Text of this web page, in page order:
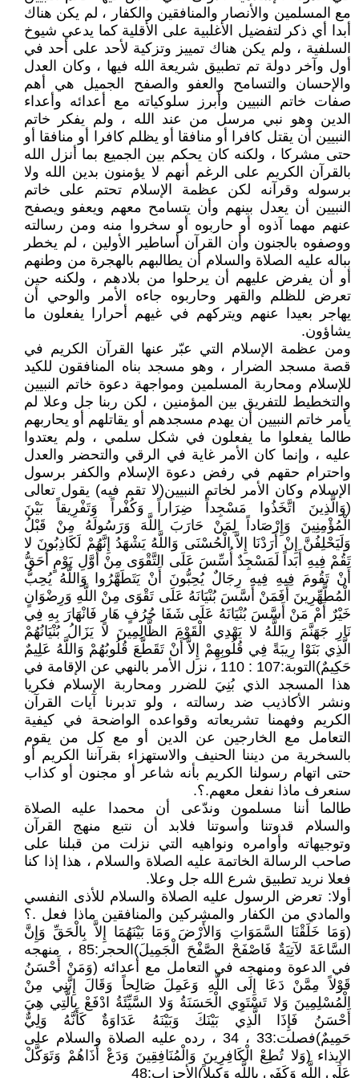
مع المسلمين والأنصار والمنافقين والكفار ، لم يكن هناك
أبدا أي ذكر لتفضيل الأغلبية على الأقلية كما يدعي شيوخ
السلفية ، ولم يكن هناك تمييز وتزكية لأحد على أحد في
أول وآخر دولة تم تطبيق شريعة الله فيها ، وكان العدل
والإحسان والتسامح والعفو والصفح الجميل هي أهم
صفات خاتم النبيين وأبرز سلوكياته مع أعدائه وأعداء
الدين وهو نبي مرسل من عند الله ، ولم يفكر خاتم
النبيين أن يقتل كافرا أو منافقا أو يظلم كافرا أو منافقا أو
حتى مشركا ، ولكنه كان يحكم بين الجميع بما أنزل الله
بالقرآن الكريم على الرغم أنهم لا يؤمنون بدين الله ولا
برسوله وقرآنه لكن عظمة الإسلام تحتم على خاتم
النبيين أن يعدل بينهم وأن يتسامح معهم ويعفو ويصفح
عنهم مهما آذوه أو حاربوه أو سخروا منه ومن رسالته
ووصفوه بالجنون وأن القرآن أساطير الأولين ، لم يخطر
بباله عليه الصلاة والسلام أن يطالبهم بالهجرة من وطنهم
أو أن يفرض عليهم أن يرحلوا من بلادهم ، ولكنه حين
تعرض للظلم والقهر وحاربوه جاءه الأمر والوحي أن
يهاجر بعيدا عنهم ويتركهم في غيهم أحرارا يفعلون ما
يشاؤون.
ومن عظمة الإسلام التي عبّر عنها القرآن الكريم في
قصة مسجد الضرار ، وهو مسجد بناه المنافقون للكيد
للإسلام ومحاربة المسلمين ومواجهة دعوة خاتم النبيين
والتخطيط للتفريق بين المؤمنين ، لكن ربنا جل وعلا لم
يأمر خاتم النبيين أن يهدم مسجدهم أو يقاتلهم أو يحاربهم
طالما يفعلوا ما يفعلون في شكل سلمي ، ولم يعتدوا
عليه ، وإنما كان الأمر غاية في الرقي والتحضر والعدل
واحترام حقهم في رفض دعوة الإسلام والكفر برسول
الإسلام وكان الأمر لخاتم النبيين(لا تقم فيه) يقول تعالى
(وَالَّذِينَ اتَّخَذُوا مَسْجِداً ضِرَاراً وَكُفْراً وَتَفْرِيقاً بَيْنَ
الْمُؤْمِنِينَ وَإِرْصَاداً لِمَنْ حَارَبَ اللَّهَ وَرَسُولَهُ مِنْ قَبْلُ
وَلَيَحْلِفُنَّ إِنْ أَرَدْنَا إِلاَّ الْحُسْنَى وَاللَّهُ يَشْهَدُ إِنَّهُمْ لَكَاذِبُونَ لا
تَقُمْ فِيهِ أَبَداً لَمَسْجِدٌ أُسِّسَ عَلَى التَّقْوَى مِنْ أَوَّلِ يَوْمٍ أَحَقُّ
أَنْ تَقُومَ فِيهِ فِيهِ رِجَالٌ يُحِبُّونَ أَنْ يَتَطَهَّرُوا وَاللَّهُ يُحِبُّ
الْمُطَّهِّرِينَ أَفَمَنْ أَسَّسَ بُنْيَانَهُ عَلَى تَقْوَى مِنْ اللَّهِ وَرِضْوَانٍ
خَيْرٌ أَمْ مَنْ أَسَّسَ بُنْيَانَهُ عَلَى شَفَا جُرُفٍ هَارٍ فَانْهَارَ بِهِ فِي
نَارِ جَهَنَّمَ وَاللَّهُ لا يَهْدِي الْقَوْمَ الظَّالِمِينَ لا يَزَالُ بُنْيَانُهُمْ
الَّذِي بَنَوْا رِيبَةً فِي قُلُوبِهِمْ إِلاَّ أَنْ تَقَطَّعَ قُلُوبُهُمْ وَاللَّهُ عَلِيمٌ
حَكِيمٌ)التوبة:107 : 110 ، نزل الأمر بالنهي عن الإقامة في
هذا المسجد الذي بُنِيَ للضرر ومحاربة الإسلام فكريا
ونشر الأكاذيب ضد رسالته ، ولو تدبرنا آيات القرآن
الكريم وفهمنا تشريعاته وقواعده الواضحة في كيفية
التعامل مع الخارجين عن الدين أو مع كل من يقوم
بالسخرية من ديننا الحنيف والاستهزاء بقرآننا الكريم أو
حتى اتهام رسولنا الكريم بأنه شاعر أو مجنون أو كذاب
سنعرف ماذا نفعل معهم.؟.
طالما أننا مسلمون وندّعى أن محمدا عليه الصلاة
والسلام قدوتنا وأسوتنا فلابد أن نتبع منهج القرآن
وتوجيهاته وأوامره ونواهيه التي نزلت من قبلنا على
صاحب الرسالة الخاتمة عليه الصلاة والسلام ، هذا إذا كنا
فعلا نريد تطبيق شرع الله جل وعلا.
أولا: تعرض الرسول عليه الصلاة والسلام للأذى النفسي
والمادي من الكفار والمشركين والمنافقين ماذا فعل .؟
(وَمَا خَلَقْنَا السَّمَوَاتِ وَالأَرْضَ وَمَا بَيْنَهُمَا إِلاَّ بِالْحَقِّ وَإِنَّ
السَّاعَةَ لآتِيَةٌ فَاصْفَحْ الصَّفْحَ الْجَمِيلَ)الحجر:85 ، منهجه
في الدعوة ومنهجه في التعامل مع أعدائه (وَمَنْ أَحْسَنُ
قَوْلاً مِمَّنْ دَعَا إِلَى اللَّهِ وَعَمِلَ صَالِحاً وَقَالَ إِنَّنِي مِنْ
الْمُسْلِمِينَ وَلا تَسْتَوِي الْحَسَنَةُ وَلا السَّيِّئَةُ ادْفَعْ بِالَّتِي هِيَ
أَحْسَنُ فَإِذَا الَّذِي بَيْنَكَ وَبَيْنَهُ عَدَاوَةٌ كَأَنَّهُ وَلِيٌّ
حَمِيمٌ)فصلت:33 ، 34 ، رده عليه الصلاة والسلام على
الإيذاء (وَلا تُطِعْ الْكَافِرِينَ وَالْمُنَافِقِينَ وَدَعْ أَذَاهُمْ وَتَوَكَّلْ
عَلَى اللَّهِ وَكَفَى بِاللَّهِ وَكِيلاً)الأحزاب:48